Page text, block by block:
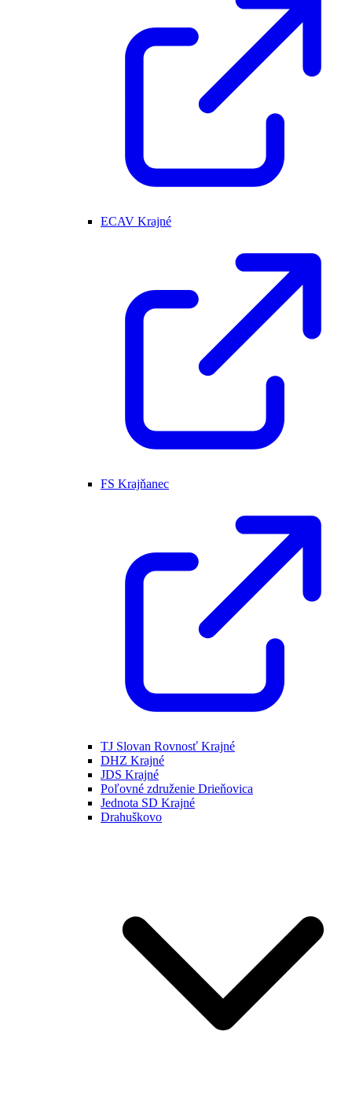
ECAV Krajné
FS Krajňanec
TJ Slovan Rovnosť Krajné
DHZ Krajné
JDS Krajné
Poľovné združenie Drieňovica
Jednota SD Krajné
Drahuškovo